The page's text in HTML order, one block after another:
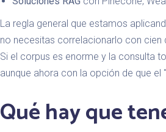
La regla general que estamos
no necesitas correlacionarlo con cien
Si el corpus es enorme y la consulta
aunque ahora con la opción de que
Qué hay que